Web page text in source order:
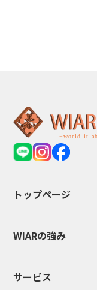
トップページ
WIARの強み
サービス